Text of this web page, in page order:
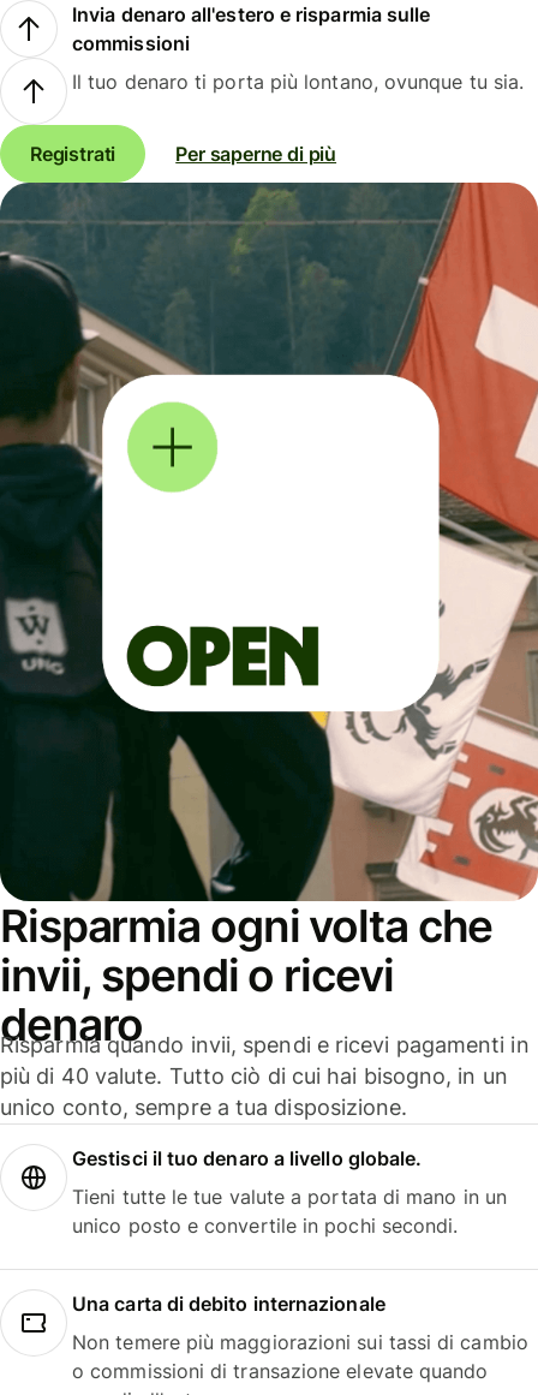
Invia denaro all'estero e risparmia sulle
commissioni
Il tuo denaro ti porta più lontano, ovunque tu sia.
Registrati Per saperne di più
Risparmia ogni volta che
invii, spendi o ricevi
denaro
Risparmia quando invii, spendi e ricevi pagamenti in
più di 40 valute. Tutto ciò di cui hai bisogno, in un
unico conto, sempre a tua disposizione.
Gestisci il tuo denaro a livello globale.
Tieni tutte le tue valute a portata di mano in un
unico posto e convertile in pochi secondi.
Una carta di debito internazionale
Non temere più maggiorazioni sui tassi di cambio
o commissioni di transazione elevate quando